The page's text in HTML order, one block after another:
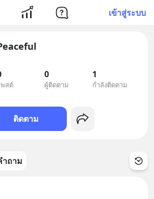
เข้าสู่ระบบ
สต์
0
ผู้ติดตาม
1
กำลังติดตาม
ติดตาม
ำถาม